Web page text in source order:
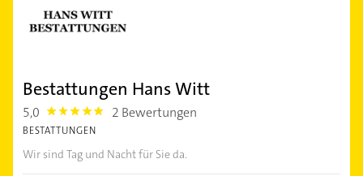
Bestattungen Hans Witt
5,0 5.0 2 Bewertungen
BESTATTUNGEN
Wir sind Tag und Nacht für Sie da.